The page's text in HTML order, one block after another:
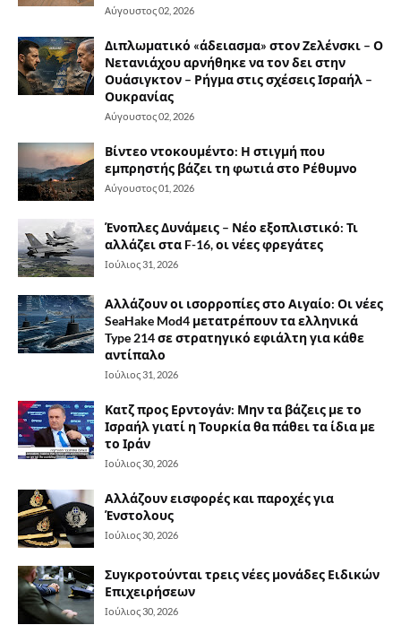
Αύγουστος 02, 2026
Διπλωματικό «άδειασμα» στον Ζελένσκι – Ο
Νετανιάχου αρνήθηκε να τον δει στην
Ουάσιγκτον – Ρήγμα στις σχέσεις Ισραήλ –
Ουκρανίας
Αύγουστος 02, 2026
Βίντεο ντοκουμέντο: Η στιγμή που
εμπρηστής βάζει τη φωτιά στο Ρέθυμνο
Αύγουστος 01, 2026
Ένοπλες Δυνάμεις – Νέο εξοπλιστικό: Τι
αλλάζει στα F-16, οι νέες φρεγάτες
Ιούλιος 31, 2026
Αλλάζουν οι ισορροπίες στο Αιγαίο: Οι νέες
SeaHake Mod4 μετατρέπουν τα ελληνικά
Type 214 σε στρατηγικό εφιάλτη για κάθε
αντίπαλο
Ιούλιος 31, 2026
Κατζ προς Ερντογάν: Μην τα βάζεις με το
Ισραήλ γιατί η Τουρκία θα πάθει τα ίδια με
το Ιράν
Ιούλιος 30, 2026
Αλλάζουν εισφορές και παροχές για
Ένστολους
Ιούλιος 30, 2026
Συγκροτούνται τρεις νέες μονάδες Ειδικών
Επιχειρήσεων
Ιούλιος 30, 2026